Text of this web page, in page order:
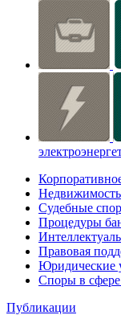
Недвижимость
Судебные
Процедуры
Правовая
Юридические
Споры в сфере
Публикации